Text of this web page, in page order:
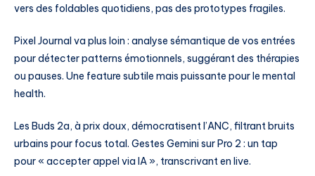
vers des foldables quotidiens, pas des prototypes fragiles.
Pixel Journal va plus loin : analyse sémantique de vos entrées
pour détecter patterns émotionnels, suggérant des thérapies
ou pauses. Une feature subtile mais puissante pour le mental
health.
Les Buds 2a, à prix doux, démocratisent l’ANC, filtrant bruits
urbains pour focus total. Gestes Gemini sur Pro 2 : un tap
pour « accepter appel via IA », transcrivant en live.